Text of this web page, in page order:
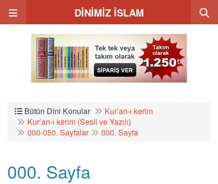
DİNİMİZ İSLAM
Bütün Dini Konular
Kur’an-ı kerim
Kur’an-ı kerim (Sesli ve Yazılı)
000-050. Sayfalar
000. Sayfa
000. Sayfa